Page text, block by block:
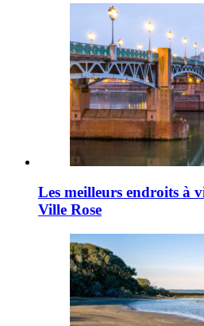
Les meilleurs endroits à
Ville Rose